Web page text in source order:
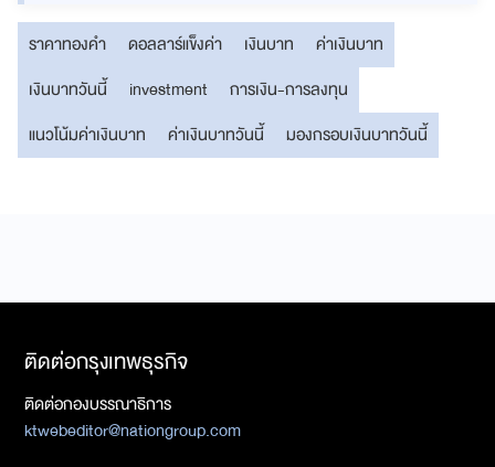
ราคาทองคำ ดอลลาร์แข็งค่า เงินบาท
ค่าเงินบาท
เงินบาทวันนี้
investment
การเงิน-การลงทุน
แนวโน้มค่าเงินบาท
ค่าเงินบาทวันนี้ มองกรอบเงินบาทวันนี้
ติดต่อกรุงเทพธุรกิจ
ติดต่อกองบรรณาธิการ
ktwebeditor@nationgroup.com